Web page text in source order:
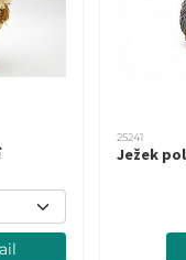
25241
Ježek